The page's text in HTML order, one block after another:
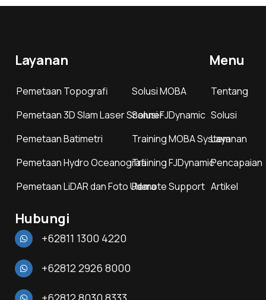
Layanan
Pemetaan Topografi
Pemetaan 3D Slam Laser Scanner
Pemetaan Batimetri
Pemetaan Hydro Oceanografi
Pemetaan LiDAR dan Foto Udara
Solusi MOBA
Solusi FJDynamic
Training MOBA System
Training FJDynamic
Remote Support
Menu
Tentang
Solusi
Layanan
Pencapaian
Artikel
Hubungi
+62811 1300 4220
+62812 2926 8000